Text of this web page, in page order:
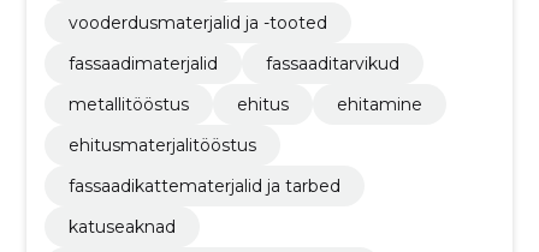
vooderdusmaterjalid ja -tooted
fassaadimaterjalid
fassaaditarvikud
metallitööstus
ehitus
ehitamine
ehitusmaterjalitööstus
fassaadikattematerjalid ja tarbed
katuseaknad